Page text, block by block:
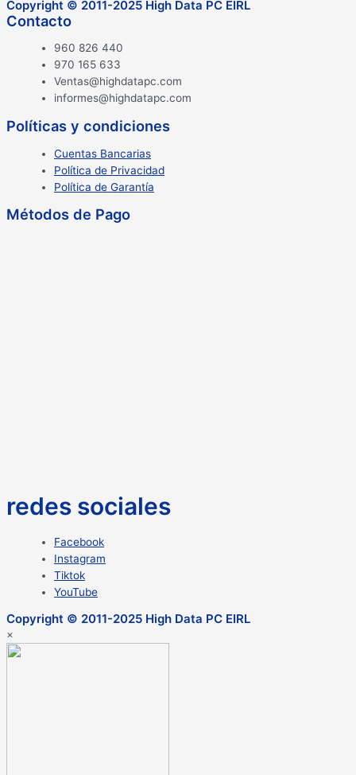
Copyright © 2011-2025 High Data PC EIRL
Contacto
960 826 440
970 165 633
Ventas@highdatapc.com
informes@highdatapc.com
Políticas y condiciones
Cuentas Bancarias
Política de Privacidad
Política de Garantía
Métodos de Pago
redes sociales
Facebook
Instagram
Tiktok
YouTube
Copyright © 2011-2025 High Data PC EIRL
×